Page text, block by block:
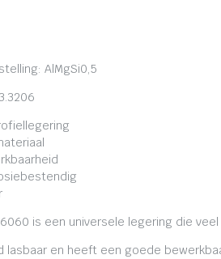
AlMgSi0,5
is een universele legering die
lasbaar en heeft een goede